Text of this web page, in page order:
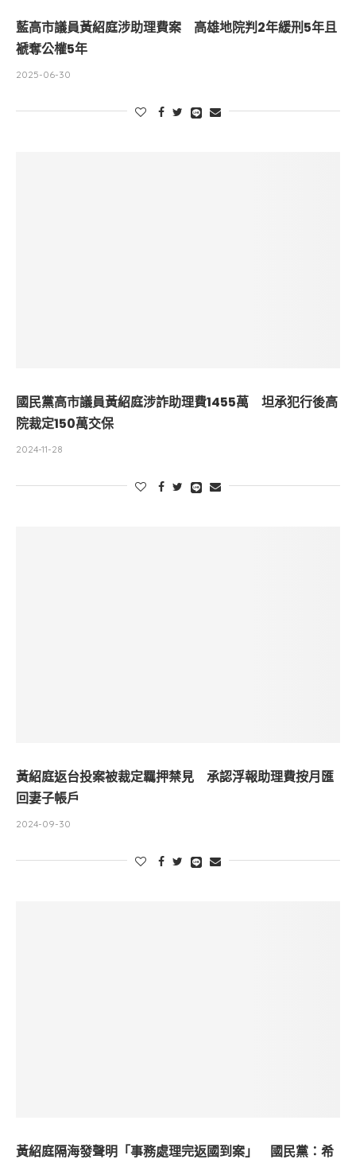
藍高市議員黃紹庭涉助理費案 高雄地院判2年緩刑5年且
褫奪公權5年
2025-06-30
國民黨高市議員黃紹庭涉詐助理費1455萬 坦承犯行後高
院裁定150萬交保
2024-11-28
黃紹庭返台投案被裁定羈押禁見 承認浮報助理費按月匯
回妻子帳戶
2024-09-30
黃紹庭隔海發聲明「事務處理完返國到案」 國民黨：希